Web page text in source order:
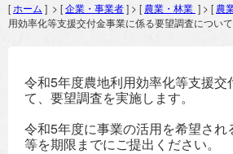
[ ホーム ] > [企業・事業者] > [ 農業・林業 ] > [ 農
用効率化等支援交付金事業に係る要望調査につい
令和5年度農地利用効率化等支援交
て、要望調査を実施します。
令和5年度に事業の活用を希望され
等を期限までにご提出ください。